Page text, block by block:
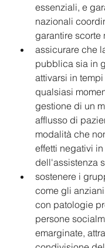
essenziali, e
nazionali
garantire scorte
assicurare che
pubblica sia in
attivarsi in
qualsiasi
gestione di un
afflusso di
modalità che
effetti negativi
dell'assistenza
sostenere i
come gli
con patologie
persone
emarginate,